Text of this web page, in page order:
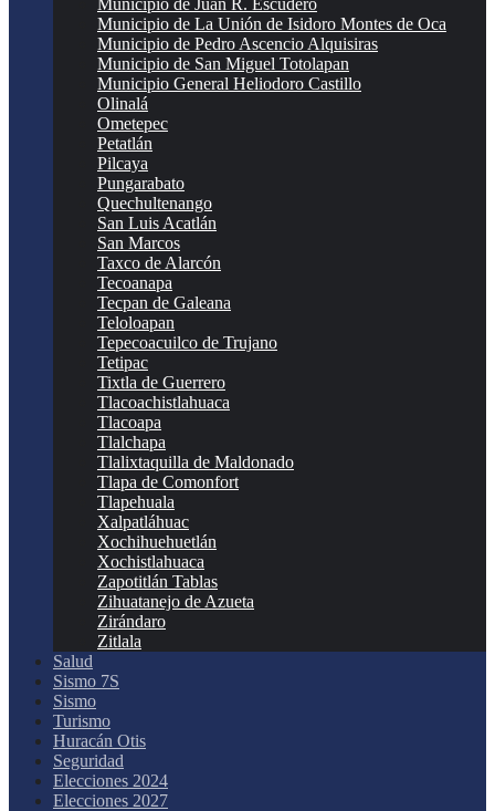
Municipio de Juan R. Escudero
Municipio de La Unión de Isidoro Montes de Oca
Municipio de Pedro Ascencio Alquisiras
Municipio de San Miguel Totolapan
Municipio General Heliodoro Castillo
Olinalá
Ometepec
Petatlán
Pilcaya
Pungarabato
Quechultenango
San Luis Acatlán
San Marcos
Taxco de Alarcón
Tecoanapa
Tecpan de Galeana
Teloloapan
Tepecoacuilco de Trujano
Tetipac
Tixtla de Guerrero
Tlacoachistlahuaca
Tlacoapa
Tlalchapa
Tlalixtaquilla de Maldonado
Tlapa de Comonfort
Tlapehuala
Xalpatláhuac
Xochihuehuetlán
Xochistlahuaca
Zapotitlán Tablas
Zihuatanejo de Azueta
Zirándaro
Zitlala
Salud
Sismo 7S
Sismo
Turismo
Huracán Otis
Seguridad
Elecciones 2024
Elecciones 2027